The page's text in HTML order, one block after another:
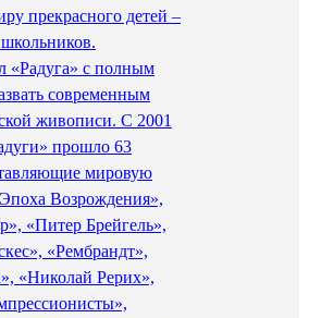
прекрасного детей –
«Радуга» с полным
современным
живописи. С 2001
прошло 63
мировую
Возрождения»,
«Питер Брейгель»,
«Рембрандт»,
«Николай Рерих»,